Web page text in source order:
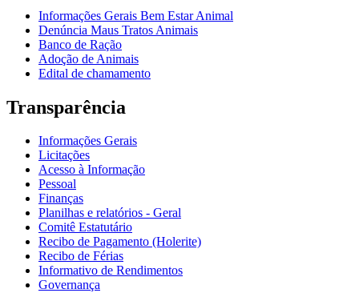
Informações Gerais Bem Estar Animal
Denúncia Maus Tratos Animais
Banco de Ração
Adoção de Animais
Edital de chamamento
Transparência
Informações Gerais
Licitações
Acesso à Informação
Pessoal
Finanças
Planilhas e relatórios - Geral
Comitê Estatutário
Recibo de Pagamento (Holerite)
Recibo de Férias
Informativo de Rendimentos
Governança